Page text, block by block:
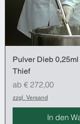
Pulver Dieb
Thief
ab € 272,00
Sale-Preis
zzgl. Versand
In den